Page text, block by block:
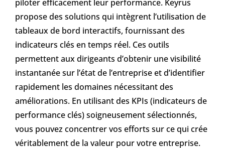
piloter efficacement leur performance. Keyrus
propose des solutions qui intègrent l’utilisation de
tableaux de bord interactifs, fournissant des
indicateurs clés en temps réel. Ces outils
permettent aux dirigeants d’obtenir une visibilité
instantanée sur l’état de l’entreprise et d’identifier
rapidement les domaines nécessitant des
améliorations. En utilisant des KPIs (indicateurs de
performance clés) soigneusement sélectionnés,
vous pouvez concentrer vos efforts sur ce qui crée
véritablement de la valeur pour votre entreprise.